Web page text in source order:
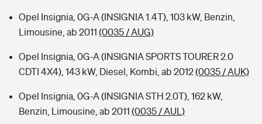
Opel Insignia, 0G-A (INSIGNIA 1.4T), 103 kW, Benzin,
Limousine, ab 2011 (0035 / AUG)
Opel Insignia, 0G-A (INSIGNIA SPORTS TOURER 2.0
CDTI 4X4), 143 kW, Diesel, Kombi, ab 2012(0035 / AUK)
Opel Insignia, 0G-A (INSIGNIA STH 2.0T), 162 kW,
Benzin, Limousine, ab 2011 (0035 / AUL)